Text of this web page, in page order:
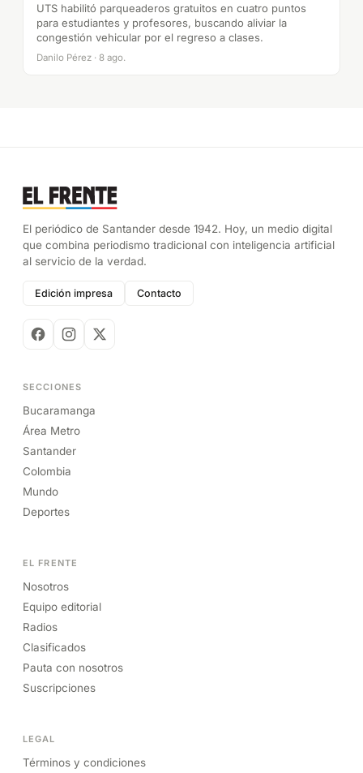
UTS habilitó parqueaderos gratuitos en cuatro puntos
para estudiantes y profesores, buscando aliviar la
congestión vehicular por el regreso a clases.
Danilo Pérez · 8 ago.
El periódico de Santander desde 1942. Hoy, un medio digital
que combina periodismo tradicional con inteligencia artificial
al servicio de la verdad.
Edición impresa Contacto
SECCIONES
Bucaramanga
Área Metro
Santander
Colombia
Mundo
Deportes
EL FRENTE
Nosotros
Equipo editorial
Radios
Clasificados
Pauta con nosotros
Suscripciones
LEGAL
Términos y condiciones